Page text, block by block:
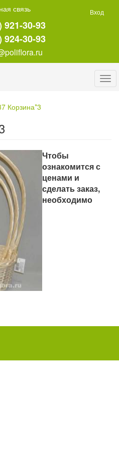
связь
921-30-93
924-30-93
Вход
Корзина*3
Чтобы
ознакомится с
ценами и
сделать заказ,
необходимо